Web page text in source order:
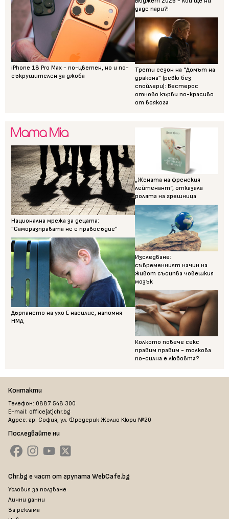
iPhone 18 Pro Max - по-цветен, но и по-
съкрушителен за джоба
даде пари?!
Трети сезон на “Домът на
дракона” (ревю без
спойлери): Вестерос
отново кърви по-красиво
от всякога
Национална мрежа за децата:
"Саморазправата не е правосъдие"
Дърпането на ухо Е насилие, напомня
НМД
„Жената на френския
лейтенант“, отказала
ролята на грешница
Изследване:
съвременният начин на
живот съсипва човешкия
мозък
Колкото повече секс
правим правим - толкова
по-силна е любовта?
Контакти
Телефон: 0887 548 300
E-mail: office[at]chr.bg
Адрес: гр. София, ул. Фредерик Жолио Кюри №20
Последвайте ни
Chr.bg е част от групата WebCafe.bg
Условия за ползване
Лични данни
За реклама